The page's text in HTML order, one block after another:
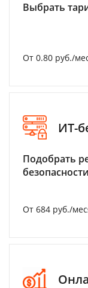
Выбрать
От 0.80 руб./
ИТ-
Подобрать
От 684 руб./